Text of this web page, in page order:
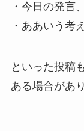
・今日の発言
・ああいう考
といった投稿
ある場合があ